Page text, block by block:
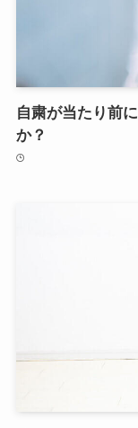
自粛が当たり前
か？